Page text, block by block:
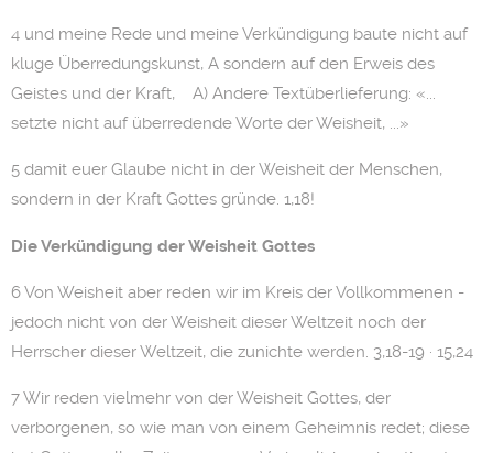
4 und meine Rede und meine Verkündigung baute nicht auf
kluge Überredungskunst, A sondern auf den Erweis des
Geistes und der Kraft, A) Andere Textüberlieferung: «...
setzte nicht auf überredende Worte der Weisheit, ...»
5 damit euer Glaube nicht in der Weisheit der Menschen,
sondern in der Kraft Gottes gründe. 1,18!
Die Verkündigung der Weisheit Gottes
6 Von Weisheit aber reden wir im Kreis der Vollkommenen -
jedoch nicht von der Weisheit dieser Weltzeit noch der
Herrscher dieser Weltzeit, die zunichte werden. 3,18-19 · 15,24
7 Wir reden vielmehr von der Weisheit Gottes, der
verborgenen, so wie man von einem Geheimnis redet; diese